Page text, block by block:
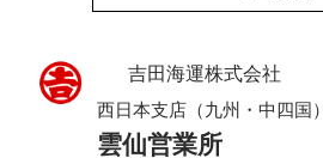
吉田海運株式会社
西日本支店（九州・中四国）
雲仙営業所